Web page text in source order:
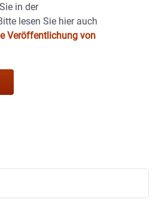
in der
lesen Sie hier auch
Veröffentlichung von